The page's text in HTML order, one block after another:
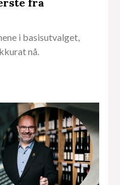
i basisutvalget,
nå.